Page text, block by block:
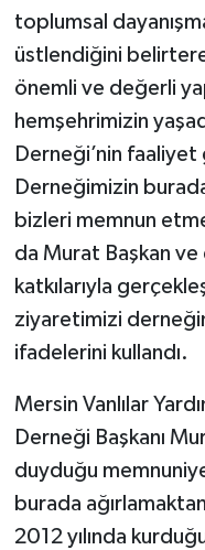
toplumsal
üstlendiğini
önemli ve değerli
hemşehrimizin
Derneği’nin
Derneğimizin
bizleri memnun
da Murat Başkan
katkılarıyla
ziyaretimizi
ifadelerini kullandı.
Mersin Vanlılar
Derneği Başkanı
duyduğu
burada
2012 yılında